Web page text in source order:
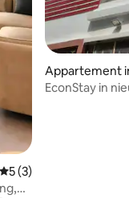
Gemiddelde
5 (3)
Appartement
EconStay in